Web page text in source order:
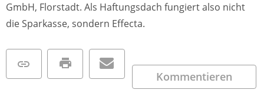
GmbH, Florstadt. Als Haftungsdach fungiert also nicht
die Sparkasse, sondern Effecta.
Kommentieren